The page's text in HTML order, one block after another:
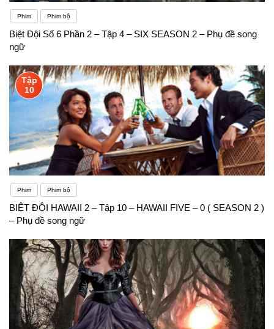
Phim Phim bộ
Biệt Đội Số 6 Phần 2 – Tập 4 – SIX SEASON 2 – Phụ đề song
ngữ
Tập
10
Phim Phim bộ
BIỆT ĐỘI HAWAII 2 – Tập 10 – HAWAII FIVE – 0 ( SEASON 2 )
– Phụ đề song ngữ